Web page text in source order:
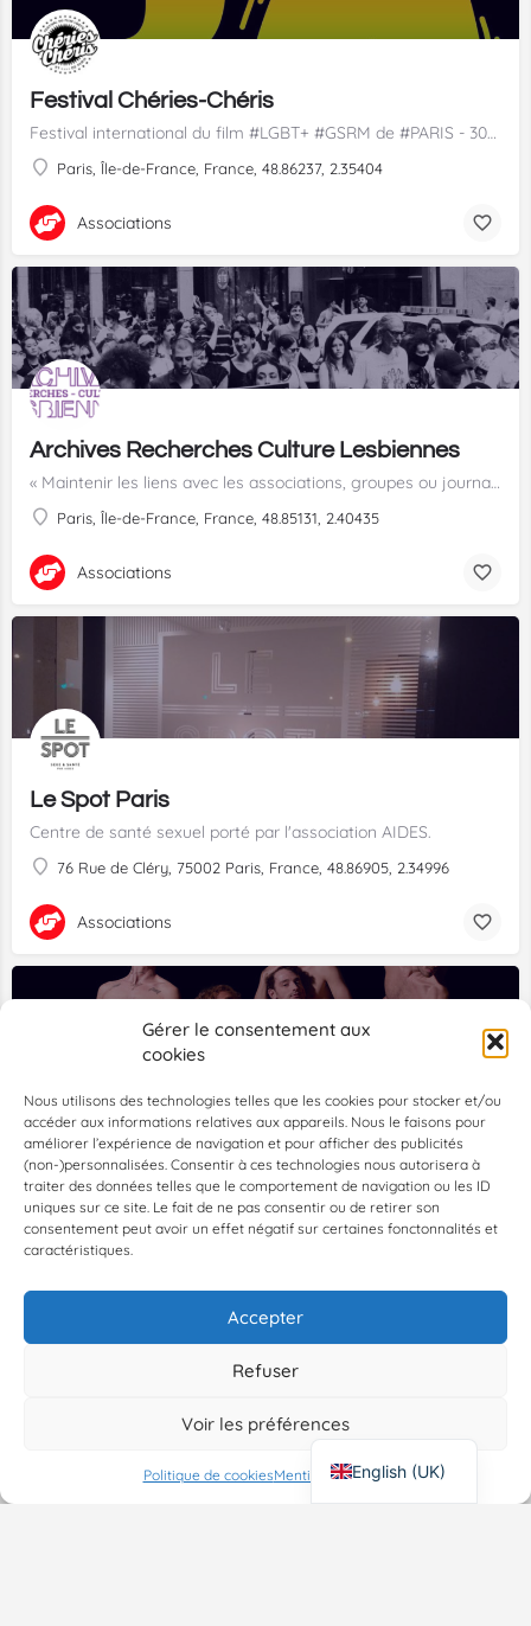
Gérer le consentement aux
cookies
Nous utilisons des technologies telles que les cookies pour stocker et/ou
accéder aux informations relatives aux appareils. Nous le faisons pour
améliorer l’expérience de navigation et pour afficher des publicités
(non-)personnalisées. Consentir à ces technologies nous autorisera à
traiter des données telles que le comportement de navigation ou les ID
uniques sur ce site. Le fait de ne pas consentir ou de retirer son
consentement peut avoir un effet négatif sur certaines fonctonnalités et
caractéristiques.
Accepter
Refuser
Voir les préférences
Politique de cookiesMentions Légales
Festival Chéries-Chéris
Festival international du film #LGBT+ #GSRM de #PARIS - 30e éd. du 15 au 26 nov. 2023 chez @mk2 Bibliothèque (13e)/ Beaubourg (3e) et Quai de Seine (19e)
Paris, Île-de-France, France, 48.86237, 2.35404
Associations
Archives Recherches Culture Lesbiennes
« Maintenir les liens avec les associations, groupes ou journaux au niveau international est un travail…
Paris, Île-de-France, France, 48.85131, 2.40435
Associations
Le Spot Paris
Centre de santé sexuel porté par l'association AIDES.
76 Rue de Cléry, 75002 Paris, France, 48.86905, 2.34996
Associations
Les Adelphes De la Nuit
Paris, France, 48.85350, 2.34839
English (UK)